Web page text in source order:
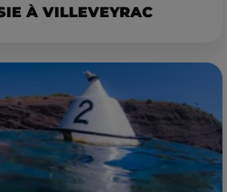
À VILLEVEYRAC